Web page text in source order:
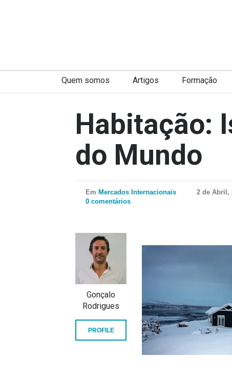
Quem somos Artigos Formação
Habitação:
do Mundo
Em Mercados Internacionais 2 de Abril,
0 comentários
Gonçalo
Rodrigues
PROFILE